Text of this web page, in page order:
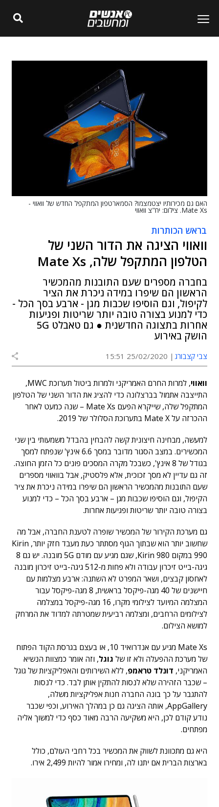
האם גם מכירותיו יצטמצמו? הסמארטפון המתקפל החדש של וואווי -
Mate Xs. צילום: יח"צ וואווי
בראש הכותרות
וואווי הציגה את הדור השני של
הטלפון המתקפל שלה, Mate Xs
בחברה מספרים שעם התובנות מהמכשיר
הראשון הם שיפרו במידה ניכרת את הציר
לקיפול, וגם הוסיפו שכבות מגן - ארבע בסך הכל -
כדי למנוע בצורה טובה יותר שריטות ופגיעות
אחרות בתצוגה החדשנית ● גם טאבלט 5G
הושק באירוע
צבי קצבורג 25/02/2020 15:51
וואווי
, למרות החרם האמריקני ולמרות ביטול תערוכת MWC,
התייצבה אתמול בברצלונה כדי להציג את הדור השני של הטלפון
המתקפל שלה, שייקרא הפעם Mate Xs – שנה כמעט לאחר
ההכרזה על Mate X בתערוכת הסלולר של 2019.
למעשה, מבחינה חיצונית קשה להבחין בהבדל משמעותי בין שני
המכשירים. במצב הסגור מדובר במסך 6.6 אינץ' שנפתח למסך
בגודל של 8 אינץ', כשבכל מקרה המסכים פונים כל הזמן החוצה.
זה גם עדיין לא מסך זכוכית, אלא פלסטיק, אבל בוואווי מספרים
שעם התובנות מהמכשיר הראשון הם שיפרו במידה ניכרת את ציר
הקיפול, וגם הוסיפו שכבות מגן – ארבע בסך הכל – כדי למנוע
בצורה טובה יותר שריטות ופגיעות אחרות.
גם מערכת הקירור של המכשיר שופרה לטענת החברה, אבל מה
שחשוב יותר הוא שבתוך הגוף מסתתר כעת מעבד חזק יותר, Kirin
990 במקום Kirin 980, שגם מגיע עם מודם 5G מובנה. יש גם 8
גיגה-בייט זיכרון עבודה ולא פחות מ-512 גיגה-בייט זיכרון מובנה
לאחסון קבצים, ושאר המפרט לא השתנה: ארבע מצלמות עם
חיישנים של 40 מגה-פיקסל בראשית, 8 מגה-פיקסל עבור
המצלמה המיועד לצילומי מקרו, 16 מגה-פיקסל במצלמה
לצילומים הרחבים, ומצלמה רביעית שמטרתה למדוד את המרחק
למושא הצילום.
Mate Xs מגיע עם אנדרואיד 10, או בעצם בגרסת הקוד הפתוח
של מערכת ההפעלה ולא זו של גוגל, וזה אומר כמצוות הנשיא
האמריקני, דונלד טראמפ, ללא השירותים והאפליקציות של גוגל
– שכבר הזהירה שלא לנסות להתקין אותן לבד. כדי לנסות
להתגבר על כך בונה החברה חנות אפליקציות משלה,
AppGallery, אותה הציגה גם כן במהלך האירוע, וכפי שכבר
נודע קודם לכן, היא משקיעה הרבה מאוד כסף כדי למשוך אליה
מפתחים.
היא גם מתכוונת לשווק את המכשיר בכל רחבי העולם, כולל
בארצות הברית אם יתנו לה, ומחירו אמור להיות 2,499 אירו.